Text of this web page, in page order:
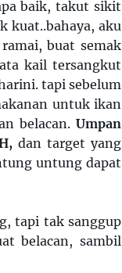
baik, takut sikit
kuat..bahaya, aku
buat semak
kail tersangkut
tapi sebelum
untuk ikan
belacan. Umpan
dan target yang
untung dapat
tapi tak sanggup
belacan, sambil